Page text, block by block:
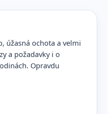
úžasná ochota a velmi
a požadavky i o
Opravdu